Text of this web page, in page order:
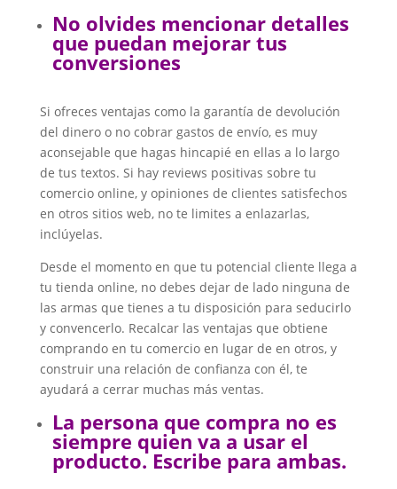
No olvides mencionar detalles
que puedan mejorar tus
conversiones
Si ofreces ventajas como la garantía de devolución
del dinero o no cobrar gastos de envío, es muy
aconsejable que hagas hincapié en ellas a lo largo
de tus textos. Si hay reviews positivas sobre tu
comercio online, y opiniones de clientes satisfechos
en otros sitios web, no te limites a enlazarlas,
inclúyelas.
Desde el momento en que tu potencial cliente llega a
tu tienda online, no debes dejar de lado ninguna de
las armas que tienes a tu disposición para seducirlo
y convencerlo. Recalcar las ventajas que obtiene
comprando en tu comercio en lugar de en otros, y
construir una relación de confianza con él, te
ayudará a cerrar muchas más ventas.
La persona que compra no es
siempre quien va a usar el
producto. Escribe para ambas.